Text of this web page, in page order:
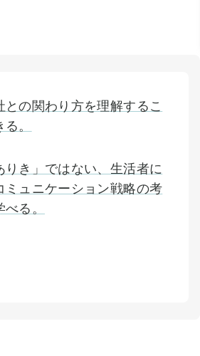
との関わり方を理解するこ
。
りき」ではない、生活者に
ミュニケーション戦略の考
る。